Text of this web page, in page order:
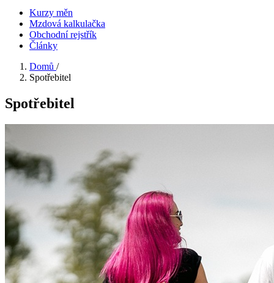
Kurzy měn
Mzdová kalkulačka
Obchodní rejstřík
Články
Domů /
Spotřebitel
Spotřebitel